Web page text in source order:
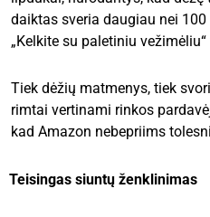
daiktas sveria daugiau nei
„Kelkite su paletiniu
Tiek dėžių matmenys, tiek
rimtai vertinami rinkos
kad Amazon nebepriims
Teisingas siuntų ženklinimas